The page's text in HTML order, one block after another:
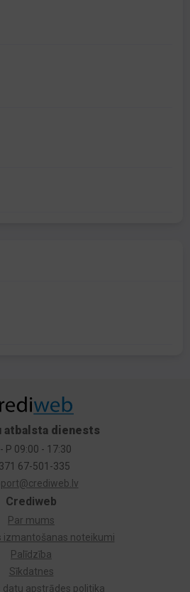
Crediweb
Par mums
izmantošanas noteikumi
Palīdzība
Sīkdatnes
datu apstrādes politika
atbalsta dienests
P 09:00 - 17:30
67-501-335